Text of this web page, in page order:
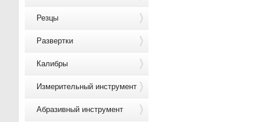
Резцы
Развертки
Калибры
Измерительный инструмент
Абразивный инструмент